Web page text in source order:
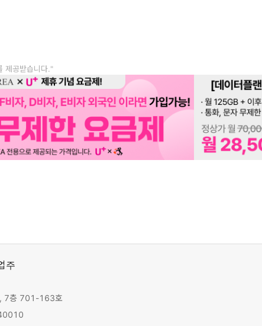
제공받습니다."
주
7층 701-163호